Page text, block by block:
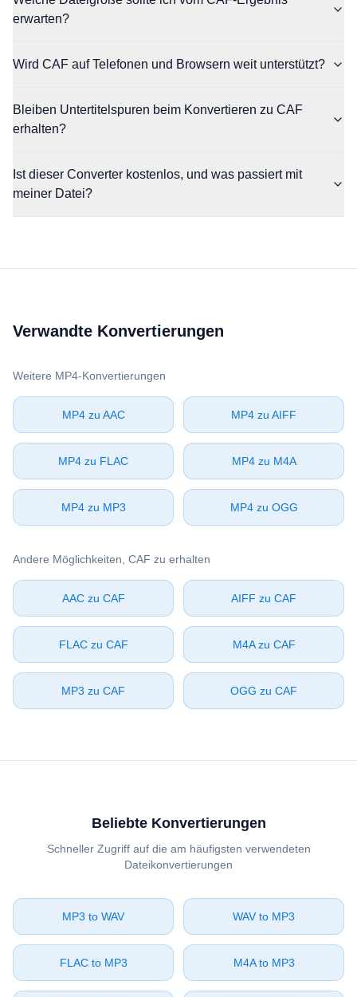
erwarten?
Wird CAF auf Telefonen und Browsern weit unterstützt?
Bleiben Untertitelspuren beim Konvertieren zu CAF
erhalten?
Ist dieser Converter kostenlos, und was passiert mit
meiner Datei?
Verwandte Konvertierungen
Weitere ⁦MP4⁩-Konvertierungen
⁦MP4⁩ zu ⁦AAC⁩ ⁦MP4⁩ zu ⁦AIFF⁩
⁦MP4⁩ zu ⁦FLAC⁩ ⁦MP4⁩ zu ⁦M4A⁩
⁦MP4⁩ zu ⁦MP3⁩ ⁦MP4⁩ zu ⁦OGG⁩
Andere Möglichkeiten, ⁦CAF⁩ zu erhalten
⁦AAC⁩ zu ⁦CAF⁩ ⁦AIFF⁩ zu ⁦CAF⁩
⁦FLAC⁩ zu ⁦CAF⁩ ⁦M4A⁩ zu ⁦CAF⁩
⁦MP3⁩ zu ⁦CAF⁩ ⁦OGG⁩ zu ⁦CAF⁩
Beliebte Konvertierungen
Schneller Zugriff auf die am häufigsten verwendeten
Dateikonvertierungen
⁦MP3⁩ to ⁦WAV⁩ ⁦WAV⁩ to ⁦MP3⁩
⁦FLAC⁩ to ⁦MP3⁩ ⁦M4A⁩ to ⁦MP3⁩